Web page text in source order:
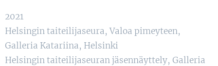
2021
Helsingin taiteilijaseura, Valoa pimeyteen,
Galleria Katariina, Helsinki
Helsingin taiteilijaseuran jäsennäyttely, Galleria